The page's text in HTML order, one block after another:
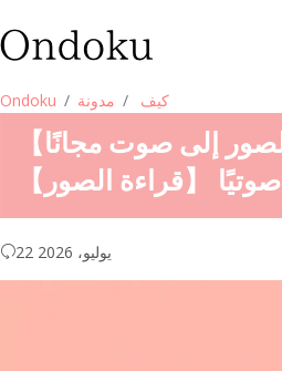
Ondoku مدونة كيف
【تحويل الصور إلى صوت مجانًا】 كيفية استخدام ميزة استخراج
【قراءة الصور】
22 يوليو، 2026